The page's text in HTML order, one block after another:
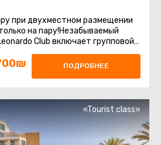
при двухместном размещении
на пару!Незабываемый
Club включает групповой
трансфер с точки сбора до ...
ПОДРОБНЕЕ
«Tourist class»